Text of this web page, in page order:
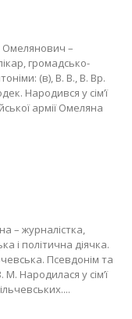
–
громадсько-
(в), В. В., В. Вр.
Народився у сім’ї
армії Омеляна
– журналістка,
і політична діячка.
Псевдонім та
Народилася у сім’ї